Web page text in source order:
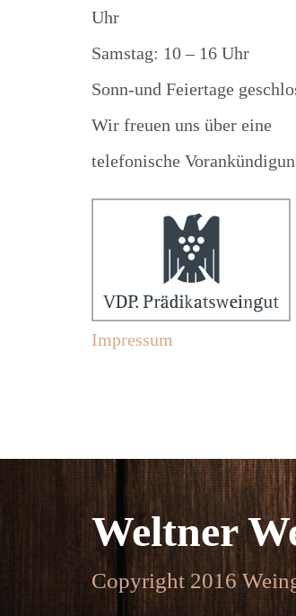
Uhr
Samstag: 10 – 16 Uhr
Sonn-und Feiertage
Wir freuen uns über eine
telefonische
Impressum
Weltner
Copyright 2016